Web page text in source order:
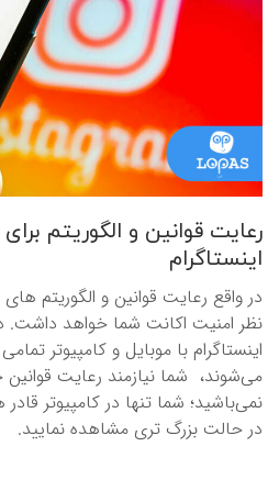
رعایت قوانین و الگوریتم
اینستاگرام
در واقع رعایت قوانین و الگوریتم
نظر امنیت اکانت شما خواهد داشت.
اینستاگرام با موبایل و کامپیوتر
می‌شوند، شما نیازمند رعایت
نمی‌باشید؛ شما تنها در کامپیوتر
در حالت بزرگ‌ تری مشاهده نمایید.